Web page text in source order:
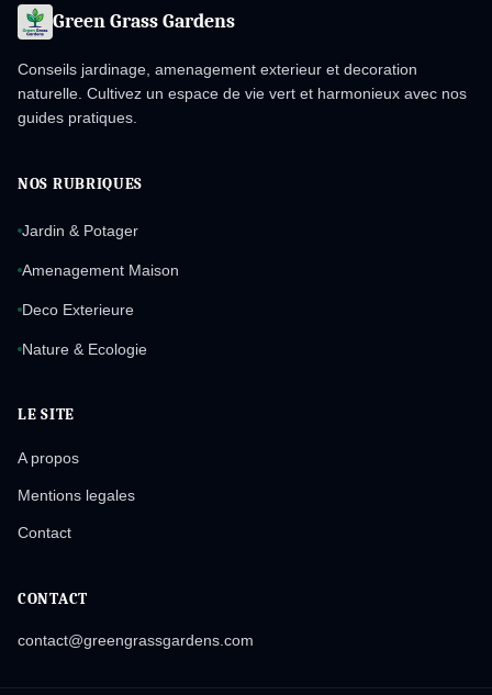
Green Grass Gardens
Conseils jardinage, amenagement exterieur et decoration
naturelle. Cultivez un espace de vie vert et harmonieux avec nos
guides pratiques.
NOS RUBRIQUES
Jardin & Potager
Amenagement Maison
Deco Exterieure
Nature & Ecologie
LE SITE
A propos
Mentions legales
Contact
CONTACT
contact@greengrassgardens.com